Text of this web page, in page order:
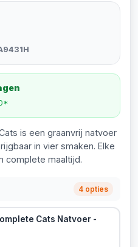
is een graanvrij natvoer
in vier smaken. Elke
complete maaltijd.
4 opties
Cats Natvoer -